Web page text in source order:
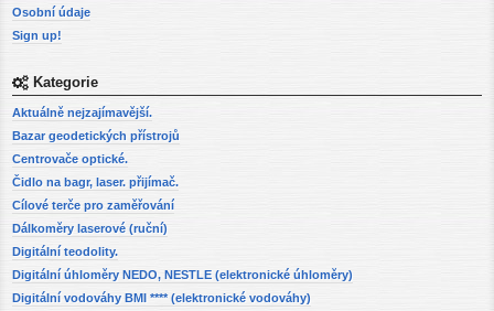
Osobní údaje
Sign up!
Kategorie
Aktuálně nejzajímavější.
Bazar geodetických přístrojů
Centrovače optické.
Čidlo na bagr, laser. přijímač.
Cílové terče pro zaměřování
Dálkoměry laserové (ruční)
Digitální teodolity.
Digitální úhloměry NEDO, NESTLE (elektronické úhloměry)
Digitální vodováhy BMI **** (elektronické vodováhy)